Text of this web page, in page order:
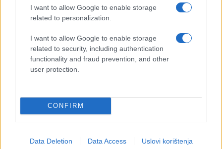
I want to allow Google to enable storage
related to personalization.
I want to allow Google to enable storage
related to security, including authentication
functionality and fraud prevention, and other
user protection.
CONFIRM
Data Deletion Data Access Uslovi korištenja
Saznaj više